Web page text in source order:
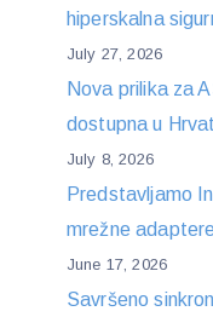
hiperskalna
July 27, 2026
Nova prilika za
dostupna u
July 8, 2026
Predstavljamo
mrežne
June 17, 2026
Savršeno